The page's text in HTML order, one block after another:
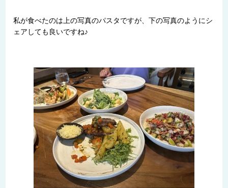
私が食べたのは上の写真のパスタですが、下の写真のようにシ
ェアしても良いですね♪